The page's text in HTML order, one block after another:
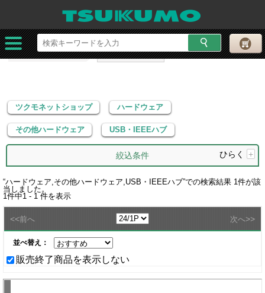
ツクモネットショップ
ハードウェア
その他ハードウェア
USB・IEEEハブ
ツクモネットショップ ハードウェア
その他ハードウェア USB・IEEEハブ
絞込条件 ひらく +
“ハードウェア,その他ハードウェア,USB・IEEEハブ”での検索結果 1件が該
当しました。
1件中1 - 1 件を表示
<<前へ 次へ>>
並べ替え：
販売終了商品を表示しない